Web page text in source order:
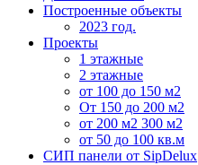
Построенные объекты
2023 год.
Проекты
1 этажные
2 этажные
от 100 до 150 м2
От 150 до 200 м2
от 200 м2 300 м2
от 50 до 100 кв.м
СИП панели от SipDelux